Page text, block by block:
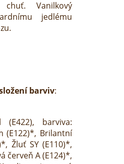
Vanilkový
jedlému
barviv:
barviva:
(E122)*, Brilantní
Žluť SY (E110)*,
červeň A (E124)*,